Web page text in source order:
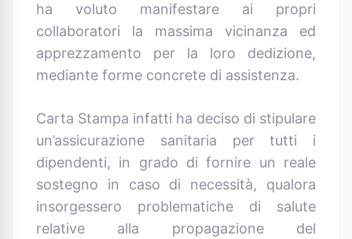
ha voluto manifestare ai propri
collaboratori la massima vicinanza ed
apprezzamento per la loro dedizione,
mediante forme concrete di assistenza.
Carta Stampa infatti ha deciso di stipulare
un’assicurazione sanitaria per tutti i
dipendenti, in grado di fornire un reale
sostegno in caso di necessità, qualora
insorgessero problematiche di salute
relative alla propagazione del